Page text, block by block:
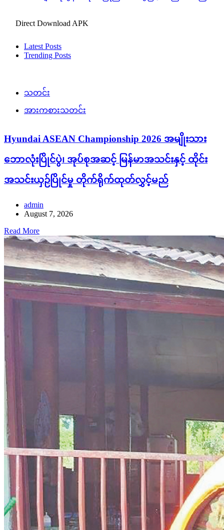
Direct Download APK
Latest Posts
Trending Posts
သတင်း
အားကစားသတင်း
Hyundai ASEAN Championship 2026 အမျိုးသား
ဘောလုံးပြိုင်ပွဲ၊ အုပ်စုအဆင့် မြန်မာအသင်းနှင့် ထိုင်း
အသင်းယှဉ်ပြိုင်မှု တိုက်ရိုက်ထုတ်လွှင့်မည်
admin
August 7, 2026
Read More